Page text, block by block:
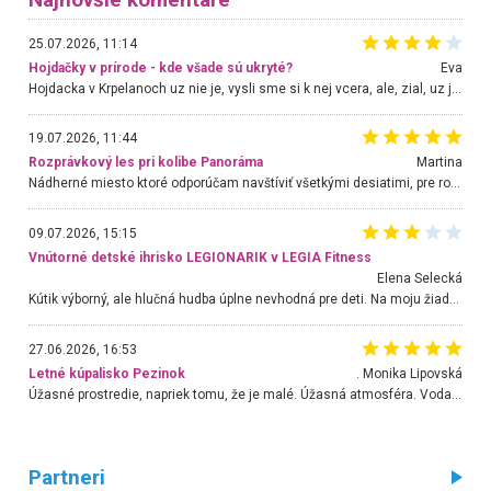
25.07.2026, 11:14
Hojdačky v prírode - kde všade sú ukryté?
Eva
19.07.2026, 11:44
Rozprávkový les pri kolibe Panoráma
Martina
Nádherné miesto ktoré odporúčam navštíviť všetkými desiatimi, pre rodiny s deťmi, dôchodcom... Proste a jednoducho ozaj rozprávkový les.. určite ešte prídeme. Odniesli sme si na pamiatku krásne tričká,
09.07.2026, 15:15
Vnútorné detské ihrisko LEGIONARIK v LEGIA Fitness
Elena Selecká
Kútik výborný, ale hlučná hudba úplne nevhodná pre deti. Na moju žiadosť o aspoň sušenie nereagovali.
27.06.2026, 16:53
Letné kúpalisko Pezinok
. Monika Lipovská
Partneri